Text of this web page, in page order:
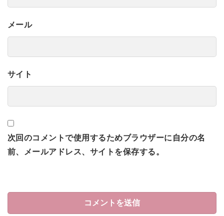
メール
サイト
次回のコメントで使用するためブラウザーに自分の名
前、メールアドレス、サイトを保存する。